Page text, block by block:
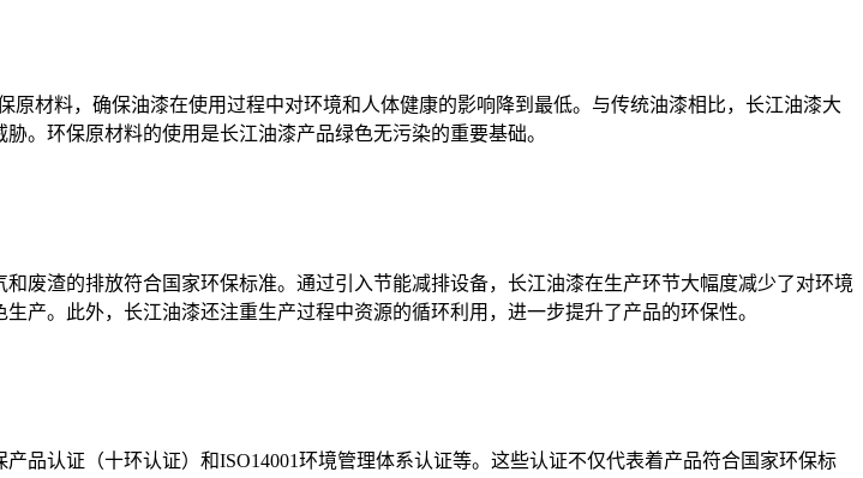
料，确保油漆在使用过程中对环境和人体健康的影响降到最低。与传统油漆相比，长江油漆大
。环保原材料的使用是长江油漆产品绿色无污染的重要基础。
渣的排放符合国家环保标准。通过引入节能减排设备，长江油漆在生产环节大幅度减少了对环境
产。此外，长江油漆还注重生产过程中资源的循环利用，进一步提升了产品的环保性。
认证（十环认证）和ISO14001环境管理体系认证等。这些认证不仅代表着产品符合国家环保标